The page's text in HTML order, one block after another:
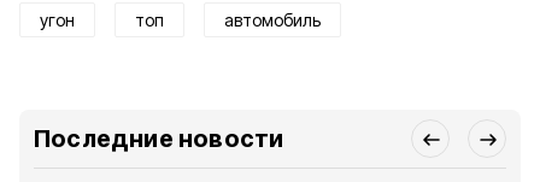
угон топ автомобиль
Последние новости